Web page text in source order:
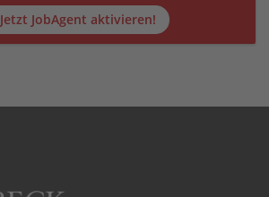
Jetzt JobAgent aktivieren!